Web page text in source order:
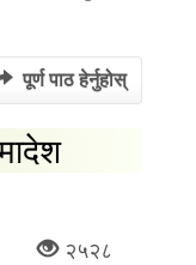
पूर्ण पाठ हेर्नुहोस्
२५२८